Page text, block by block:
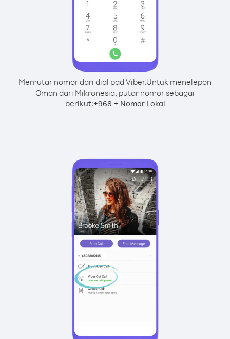
Memutar nomor dari dial pad Viber.Untuk menelepon
Oman dari Mikronesia, putar nomor sebagai
berikut:+968 + Nomor Lokal